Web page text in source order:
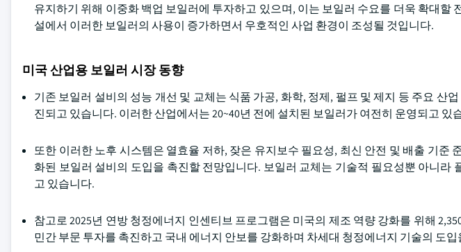
유지하기 위해 이중화 백업 보일러에 투자하고 있으며, 이는 보일러 수요를 더욱 확대할
설에서 이러한 보일러의 사용이 증가하면서 우호적인 사업 환경이 조성될 것입니다.
미국 산업용 보일러 시장 동향
기존 보일러 설비의 성능 개선 및 교체는 식품 가공, 화학, 정제, 펄프 및 제지 등 주요 산
진되고 있습니다. 이러한 산업에서는 20~40년 전에 설치된 보일러가 여전히 운영되고 있
또한 이러한 노후 시스템은 열효율 저하, 잦은 유지보수 필요성, 최신 안전 및 배출 기준
화된 보일러 설비의 도입을 촉진할 전망입니다. 보일러 교체는 기술적 필요성뿐 아니라
고 있습니다.
참고로 2025년 연방 청정에너지 인센티브 프로그램은 미국의 제조 역량 강화를 위해
민간 부문 투자를 촉진하고 국내 에너지 안보를 강화하며 차세대 청정에너지 기술의 도